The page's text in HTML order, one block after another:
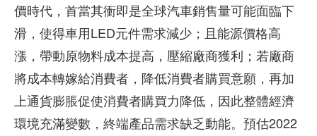
價時代，首當其衝即是全球汽車銷售量可能面臨下
滑，使得車用LED元件需求減少；且能源價格高
漲，帶動原物料成本提高，壓縮廠商獲利；若廠商
將成本轉嫁給消費者，降低消費者購買意願，再加
上通貨膨脹促使消費者購買力降低，因此整體經濟
環境充滿變數，終端產品需求缺乏動能。預估2022